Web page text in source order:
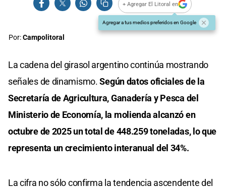
+ Agregar El Litoral en
Agregar a tus medios preferidos en Google
Por:Campolitoral
La cadena del girasol argentino continúa mostrando
señales de dinamismo.Según datos oficiales de la
Secretaría de Agricultura, Ganadería y Pesca del
Ministerio de Economía, la molienda alcanzó en
octubre de 2025 un total de 448.259 toneladas, lo que
representa un crecimiento interanual del 34%.
La cifra no sólo confirma la tendencia ascendente del